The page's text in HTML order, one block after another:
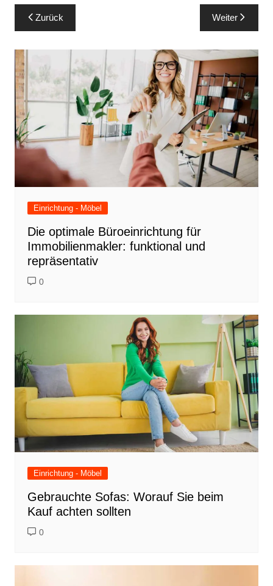
Beitragsnavigation
Zurück Weiter
Einrichtung - Möbel
Die optimale Büroeinrichtung für
Immobilienmakler: funktional und
repräsentativ
0
Einrichtung - Möbel
Gebrauchte Sofas: Worauf Sie beim
Kauf achten sollten
0